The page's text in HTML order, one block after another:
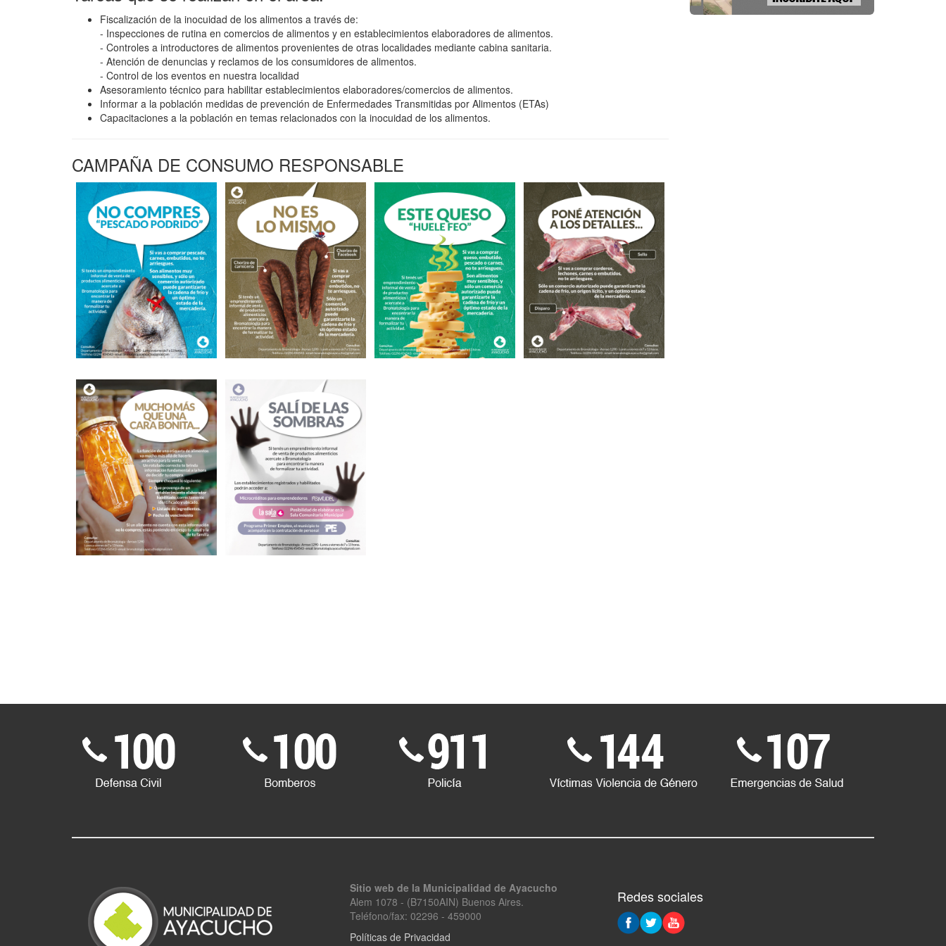
Fiscalización de la inocuidad de los alimentos a través de:
- Inspecciones de rutina en comercios de alimentos y en establecimientos elaboradores de alimentos.
- Controles a introductores de alimentos provenientes de otras localidades mediante cabina sanitaria.
- Atención de denuncias y reclamos de los consumidores de alimentos.
- Control de los eventos en nuestra localidad
Asesoramiento técnico para habilitar establecimientos elaboradores/comercios de alimentos.
Informar a la población medidas de prevención de Enfermedades Transmitidas por Alimentos (ETAs)
Capacitaciones a la población en temas relacionados con la inocuidad de los alimentos.
CAMPAÑA DE CONSUMO RESPONSABLE
Sitio web de la Municipalidad de Ayacucho
Alem 1078 - (B7150AIN) Buenos Aires.
Teléfono/fax: 02296 - 459000
Políticas de Privacidad
Redes sociales